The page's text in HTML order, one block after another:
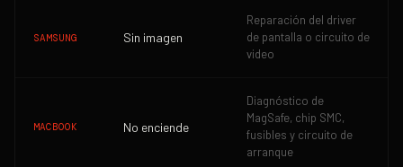
SAMSUNG Sin imagen
Reparación del driver
de pantalla o circuito de
video
MACBOOK No enciende
Diagnóstico de
MagSafe, chip SMC,
fusibles y circuito de
arranque